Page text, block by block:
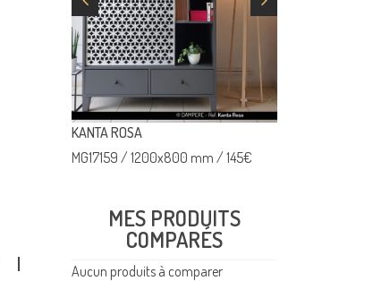
KANTA ROSA
MG17159 /1200x800 mm /145€
MES PRODUITS
COMPARÉS
Aucun produits à comparer